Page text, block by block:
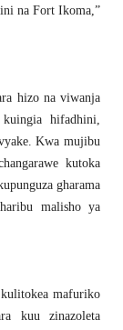
na Fort Ikoma,”
hizo na viwanja
hifadhini,
Kwa mujibu
kutoka
gharama
malisho ya
mafuriko
kuu zinazoleta